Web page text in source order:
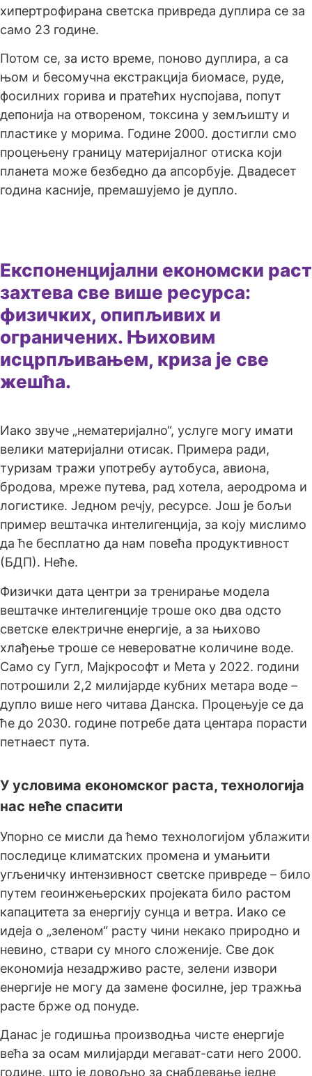
хипертрофирана светска привреда дуплира се за
само 23 године.
Потом се, за исто време, поново дуплира, а са
њом и бесомучна екстракција биомасе, руде,
фосилних горива и пратећих нуспојава, попут
депонија на отвореном, токсина у земљишту и
пластике у морима. Године 2000. достигли смо
процењену границу материјалног отиска који
планета може безбедно да апсорбује. Двадесет
година касније, премашујемо је дупло.
Експоненцијални економски раст
захтева све више ресурса:
физичких, опипљивих и
ограничених. Њиховим
исцрпљивањем, криза је све
жешћа.
Иако звуче „нематеријално“, услуге могу имати
велики материјални отисак. Примера ради,
туризам тражи употребу аутобуса, авиона,
бродова, мреже путева, рад хотела, аеродрома и
логистике. Једном речју, ресурсе. Још је бољи
пример вештачка интелигенција, за коју мислимо
да ће бесплатно да нам повећа продуктивност
(БДП). Неће.
Физички дата центри за тренирање модела
вештачке интелигенције троше око два одсто
светске електричне енергије, а за њихово
хлађење троше се невероватне количине воде.
Само су Гугл, Мајкрософт и Мета у 2022. години
потрошили 2,2 милијарде кубних метара воде –
дупло више него читава Данска. Процењује се да
ће до 2030. године потребе дата центара порасти
петнаест пута.
У условима економског раста, технологија
нас неће спасити
Упорно се мисли да ћемо технологијом ублажити
последице климатских промена и умањити
угљеничку интензивност светске привреде – било
путем геоинжењерских пројеката било растом
капацитета за енергију сунца и ветра. Иако се
идеја о „зеленом“ расту чини некако природно и
невино, ствари су много сложеније. Све док
економија незадрживо расте, зелени извори
енергије не могу да замене фосилне, јер тражња
расте брже од понуде.
Данас је годишња производња чисте енергије
већа за осам милијарди мегават-сати него 2000.
године, што је довољно за снабдевање једне